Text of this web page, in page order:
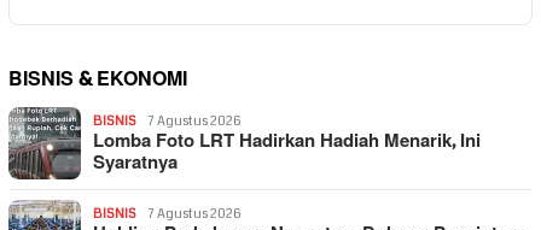
BISNIS & EKONOMI
BISNIS 7 Agustus 2026
Lomba Foto LRT Hadirkan Hadiah Menarik, Ini
Syaratnya
BISNIS 7 Agustus 2026